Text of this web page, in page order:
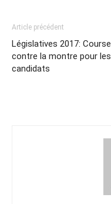
Article précédent
Législatives 2017: Course
contre la montre pour les
candidats